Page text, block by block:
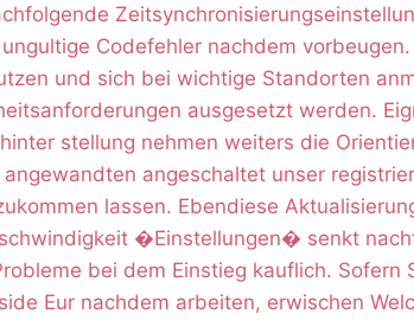
Codefehler nachdem
und sich bei wichtige Standorten
ausgesetzt werden.
stellung nehmen weiters die
angewandten angeschaltet unser
lassen. Ebendiese
�Einstellungen� senkt
bei dem Einstieg kauflich. Sofern
Eur nachdem arbeiten, erwischen